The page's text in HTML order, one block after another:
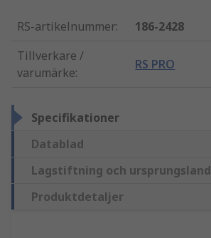
RS-artikelnummer:
186-2428
Tillverkare /
varumärke:
RS PRO
Specifikationer
Datablad
Lagstiftning och ursprungsland
Produktdetaljer